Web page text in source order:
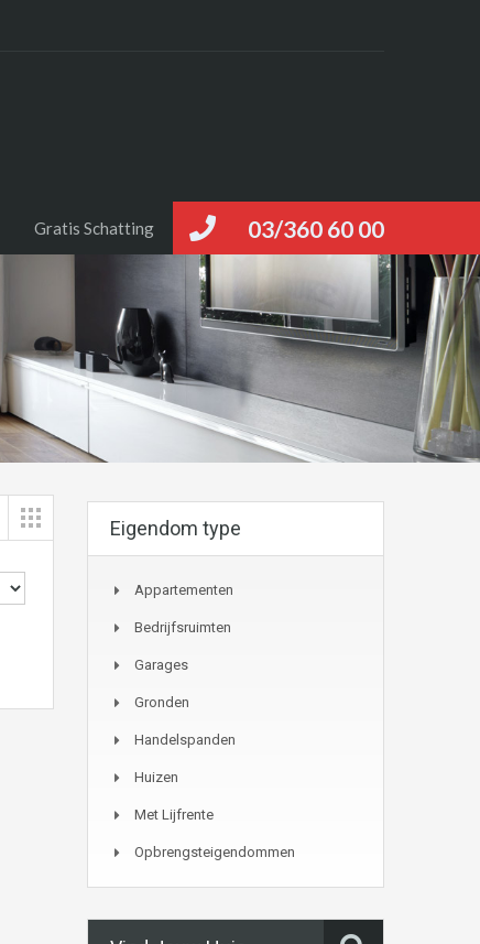
03/360 60 00
Gratis Schatting
Eigendom type
Appartementen
Bedrijfsruimten
Garages
Gronden
Handelspanden
Huizen
Met Lijfrente
Opbrengsteigendommen